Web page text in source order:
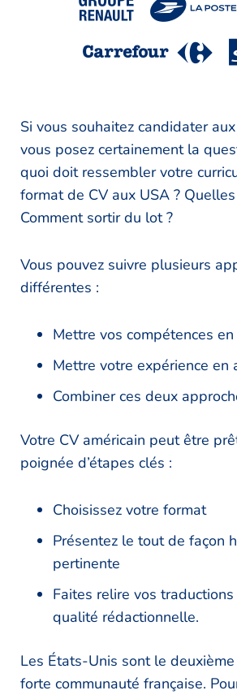
Si vous souhaitez candidater
vous posez certainement la
quoi doit ressembler votre
format de CV aux USA ?
Comment sortir du lot ?
Vous pouvez suivre plusieurs
différentes :
Mettre vos compétences
Mettre votre expérience en
Combiner ces deux
Votre CV américain peut être
poignée d’étapes clés :
Choisissez votre format
Présentez le tout de façon
pertinente
Faites relire vos
qualité rédactionnelle.
Les États-Unis sont le
forte communauté française.